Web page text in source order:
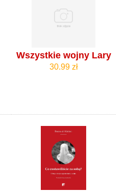
Wszystkie wojny Lary
30.99 zł